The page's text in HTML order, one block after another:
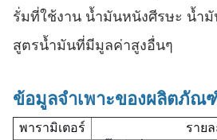
รั่มที่ใช้งาน น้ำมันหนังศีรษะ น้ำ
สูตรน้ำมันที่มีมูลค่าสูงอื่นๆ
ข้อมูลจำเพาะของผลิตภัณ
พารามิเตอร์ ราย